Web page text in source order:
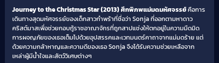
Journey to the Christmas Star (2013) ศึกพิภพแม่มดมหัศจรรย์คือการ
เดินทางสุดมหัศจรรย์ของเด็กสาวกำพร้าที่ชื่อว่า Sonja ที่ออกตามหาดาว
คริสต์มาสเพื่อช่วยกอบกู้ราชอาณาจักรที่ถูกสาปแช่งให้ตกอยู่ในความมืดมิด
การผจญภัยของเธอเต็มไปด้วยอุปสรรคและเวทมนตร์คาถาจากแม่มดร้าย แต่
ด้วยความกล้าหาญและความดีของเธอ Sonja จึงได้รับความช่วยเหลือจาก
เหล่าผู้มีน้ำใจและสัตว์วิเศษต่างๆ